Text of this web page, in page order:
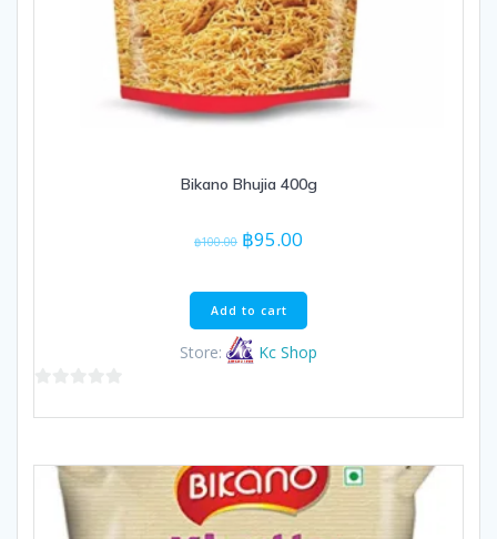
Bikano Bhujia 400g
฿100.00 Original
฿100.00.
฿95.00
Add to cart
Store: Kc Shop